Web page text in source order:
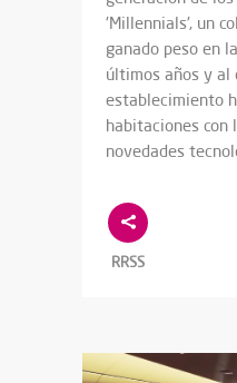
'Millennials', un
ganado peso en
últimos años y al
establecimiento
habitaciones con
novedades
RRSS